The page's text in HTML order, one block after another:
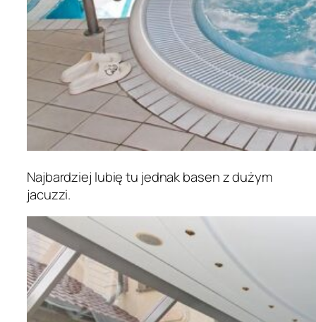
Najbardziej lubię tu jednak basen z dużym
jacuzzi.